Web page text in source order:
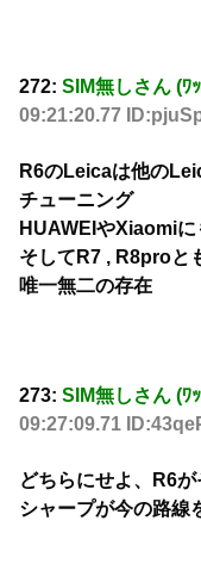
272: SIM無しさん (ﾜ
09:21:20.77
R6のLeicaは他の
チューニング
HUAWEIやXiaomi
そしてR7 , R8proと
唯一無二の存在
273: SIM無しさん (ﾜ
09:27:09.71
どちらにせよ、R6
シャープが今の路線